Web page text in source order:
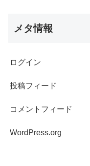
メタ情報
ログイン
投稿フィード
コメントフィード
WordPress.org